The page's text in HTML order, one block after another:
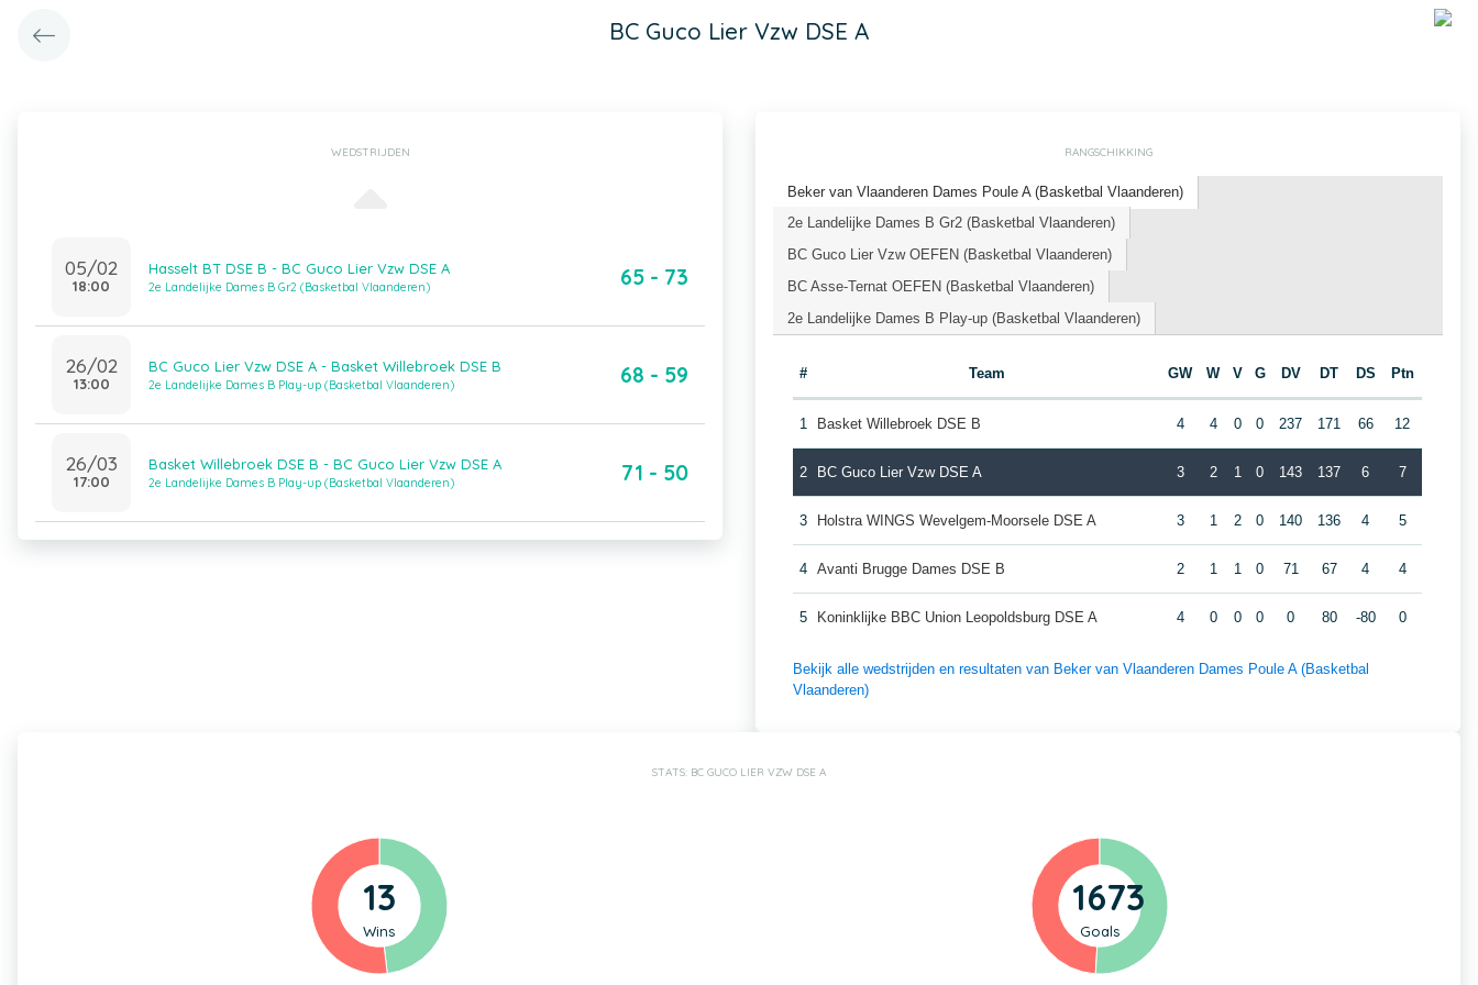
BC Guco Lier Vzw DSE A
WEDSTRIJDEN
05/02
18:00
Hasselt BT DSE B - BC Guco Lier Vzw DSE A
2e Landelijke Dames B Gr2 (Basketbal Vlaanderen) 65 - 73
26/02
13:00
BC Guco Lier Vzw DSE A - Basket Willebroek DSE B
2e Landelijke Dames B Play-up (Basketbal Vlaanderen) 68 - 59
26/03
17:00
Basket Willebroek DSE B - BC Guco Lier Vzw DSE A
2e Landelijke Dames B Play-up (Basketbal Vlaanderen) 71 - 50
RANGSCHIKKING
Beker van Vlaanderen Dames Poule A (Basketbal Vlaanderen)
2e Landelijke Dames B Gr2 (Basketbal Vlaanderen)
BC Guco Lier Vzw OEFEN (Basketbal Vlaanderen)
BC Asse-Ternat OEFEN (Basketbal Vlaanderen)
2e Landelijke Dames B Play-up (Basketbal Vlaanderen)
# Team GW W V G DV DT DS Ptn
1 Basket Willebroek DSE B 4 4 0 0 237 171 66 12
2 BC Guco Lier Vzw DSE A 3 2 1 0 143 137 6 7
3 Holstra WINGS Wevelgem-Moorsele DSE A 3 1 2 0 140 136 4 5
4 Avanti Brugge Dames DSE B 2 1 1 0 71 67 4 4
5 Koninklijke BBC Union Leopoldsburg DSE A 4 0 0 0 0 80 -80 0
Bekijk alle wedstrijden en resultaten van Beker van Vlaanderen Dames Poule A (Basketbal
Vlaanderen)
STATS: BC GUCO LIER VZW DSE A
13
Wins
1673
Goals